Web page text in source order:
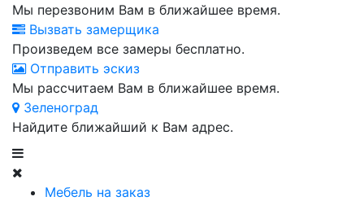
Мы перезвоним Вам в ближайшее время.
Вызвать замерщика
Произведем все замеры бесплатно.
Отправить эскиз
Мы рассчитаем Вам в ближайшее время.
Зеленоград
Найдите ближайший к Вам адрес.
Мебель на заказ